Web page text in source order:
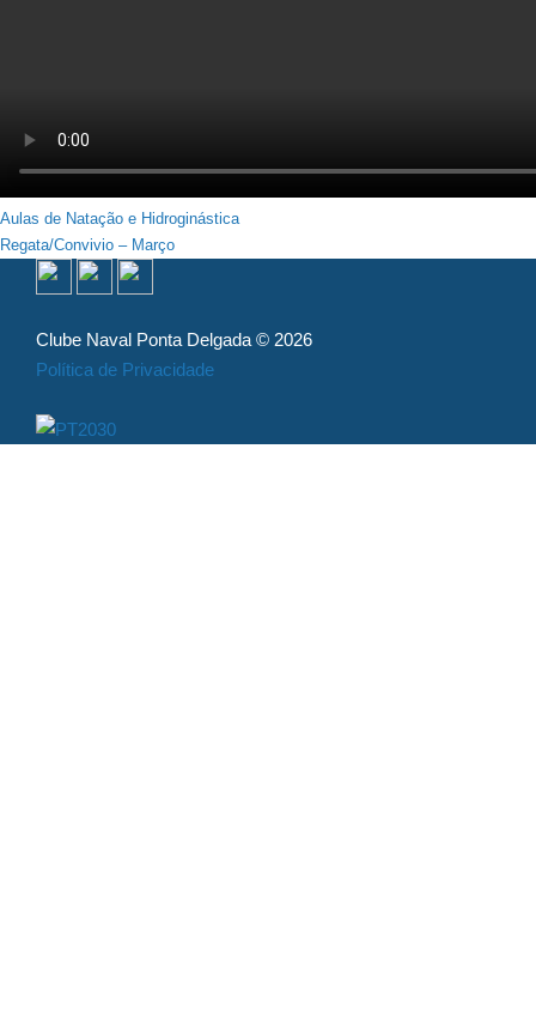
Navegação
de
artigos
Aulas de Natação e Hidroginástica
Regata/Convivio – Março
Clube Naval Ponta Delgada © 2026
Política de Privacidade